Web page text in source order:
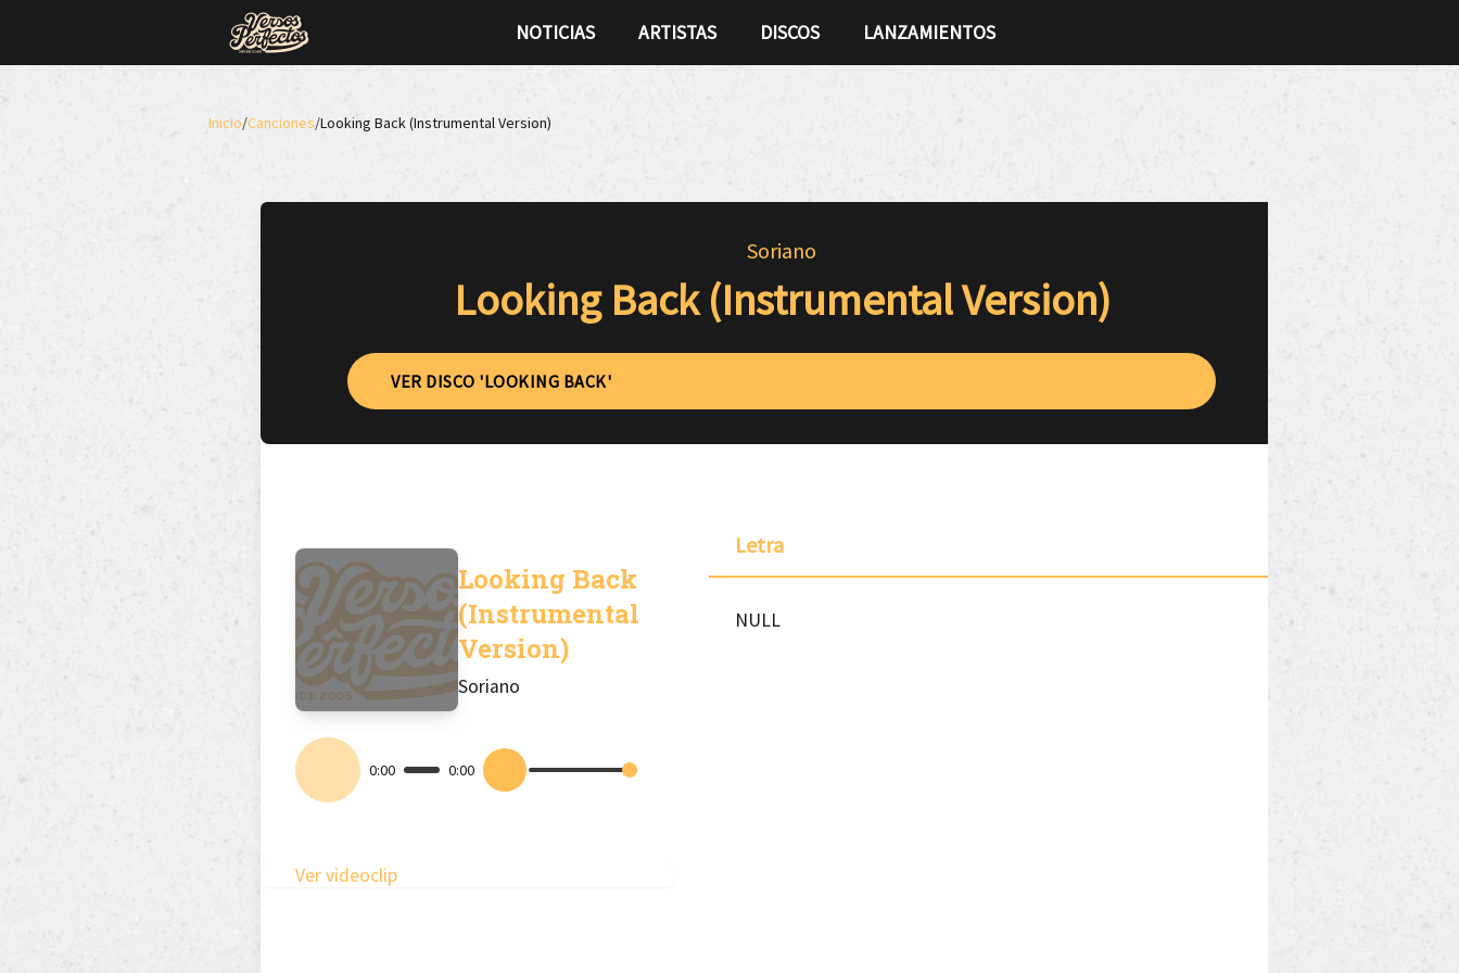
NOTICIAS ARTISTAS DISCOS LANZAMIENTOS
Inicio/Canciones/Looking Back (Instrumental Version)
Soriano
Looking Back (Instrumental Version)
VER DISCO 'LOOKING BACK'
Looking Back
(Instrumental
Version)
Soriano
0:00 0:00
Ver videoclip
Letra
NULL